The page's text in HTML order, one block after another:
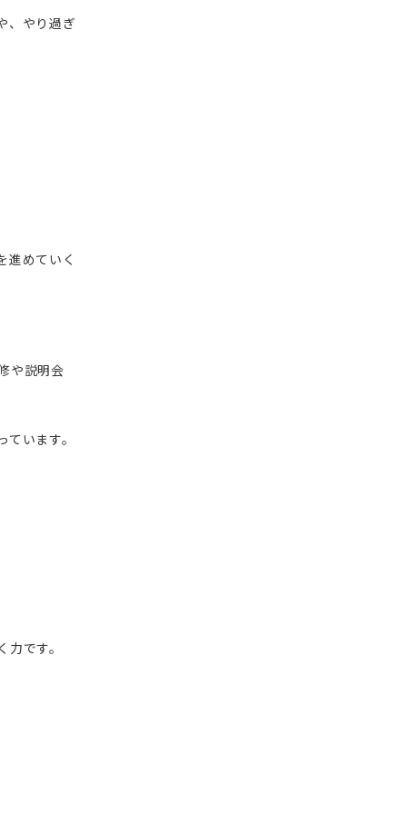
、やり過ぎ
進めていく
や説明会
います。
です。